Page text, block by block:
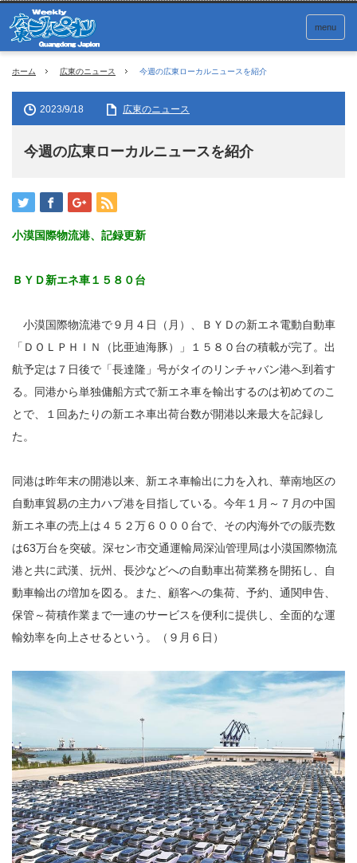
menu
ホーム 広東のニュース 今週の広東ローカルニュースを紹介
2023/9/18 広東のニュース
今週の広東ローカルニュースを紹介
小漠国際物流港、記録更新
ＢＹＤ新エネ車１５８０台
小漠国際物流港で９月４日（月）、ＢＹＤの新エネ電動自動車
「ＤＯＬＰＨＩＮ（比亜迪海豚）」１５８０台の積載が完了。出
航予定は７日後で「長達隆」号がタイのリンチャバン港へ到着す
る。同港から単独傭船方式で新エネ車を輸出するのは初めてのこ
とで、１回あたりの新エネ車出荷台数が開港以来最大を記録し
た。
同港は昨年末の開港以来、新エネ車輸出に力を入れ、華南地区の
自動車貿易の主力ハブ港を目指している。今年１月～７月の中国
新エネ車の売上は４５２万６０００台で、その内海外での販売数
は63万台を突破。深セン市交通運輸局深汕管理局は小漠国際物流
港と共に武漢、抏州、長沙などへの自動車出荷業務を開拓し、自
動車輸出の増加を図る。また、顧客への集荷、予約、通関申告、
保管～荷積作業まで一連のサービスを便利に提供し、全面的な運
輸効率を向上させるという。（９月６日）